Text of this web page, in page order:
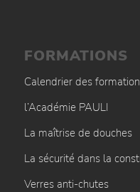
FORMATIONS
Calendrier des
l’Académie PAULI
La maîtrise de douches
La sécurité dans la
Verres anti-chutes